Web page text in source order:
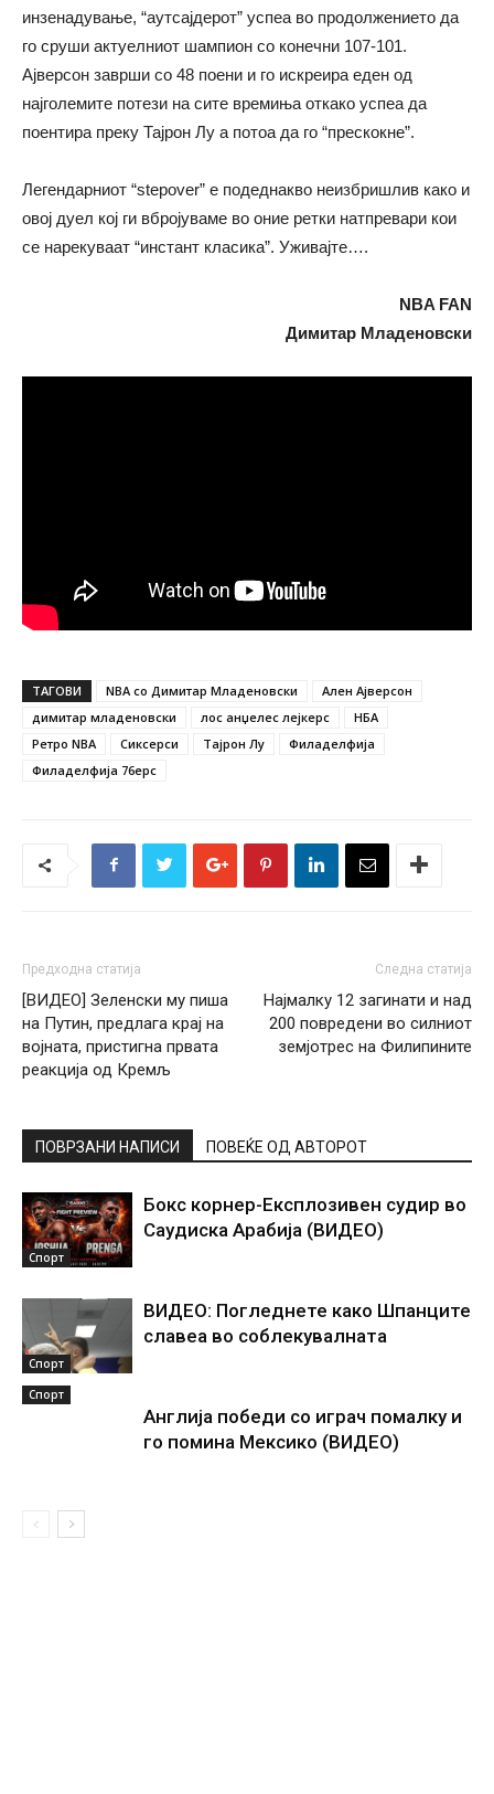
инзенадување, “аутсајдерот” успеа во продолжението да
го сруши актуелниот шампион со конечни 107-101.
Ајверсон заврши со 48 поени и го искреира еден од
најголемите потези на сите времиња откако успеа да
поентира преку Тајрон Лу а потоа да го “прескокне”.
Легендарниот “stepover” e подеднакво неизбришлив како и
овој дуел кој ги вбројуваме во оние ретки натпревари кои
се нарекуваат “инстант класика”. Уживајте….
NBA FAN
Димитар Младеновски
ТАГОВИ NBA со Димитар Младеновски
Ален Ајверсон
димитар младеновски
лос анџелес лејкерс
НБА
Ретро NBA
Сиксерси Тајрон Лу
Филаделфија
Филаделфија 76ерс
Предходна статија
[ВИДЕО] Зеленски му пиша
на Путин, предлага крај на
војната, пристигна првата
реакција од Кремљ
Следна статија
Најмалку 12 загинати и над
200 повредени во силниот
земјотрес на Филипините
ПОВРЗАНИ НАПИСИ ПОВЕЌЕ ОД АВТОРОТ
Спорт
Бокс корнер-Експлозивен судир во
Саудиска Арабија (ВИДЕО)
Спорт
ВИДЕО: Погледнете како Шпанците
славеа во соблекувалната
Спорт
Англија победи со играч помалку и
го помина Мексико (ВИДЕО)